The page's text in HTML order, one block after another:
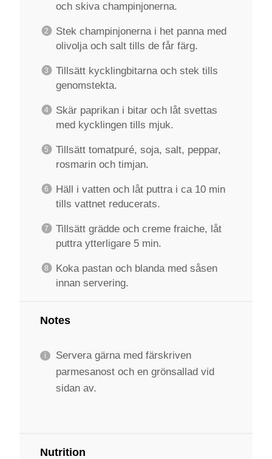
och skiva champinjonerna.
Stek champinjonerna i het panna med
olivolja och salt tills de får färg.
Tillsätt kycklingbitarna och stek tills
genomstekta.
Skär paprikan i bitar och låt svettas
med kycklingen tills mjuk.
Tillsätt tomatpuré, soja, salt, peppar,
rosmarin och timjan.
Häll i vatten och låt puttra i ca 10 min
tills vattnet reducerats.
Tillsätt grädde och creme fraiche, låt
puttra ytterligare 5 min.
Koka pastan och blanda med såsen
innan servering.
Notes
Servera gärna med färskriven
parmesanost och en grönsallad vid
sidan av.
Nutrition